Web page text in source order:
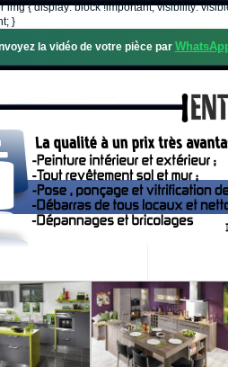
{ display: block !important; visibility:
}
la vidéo de votre pièce par